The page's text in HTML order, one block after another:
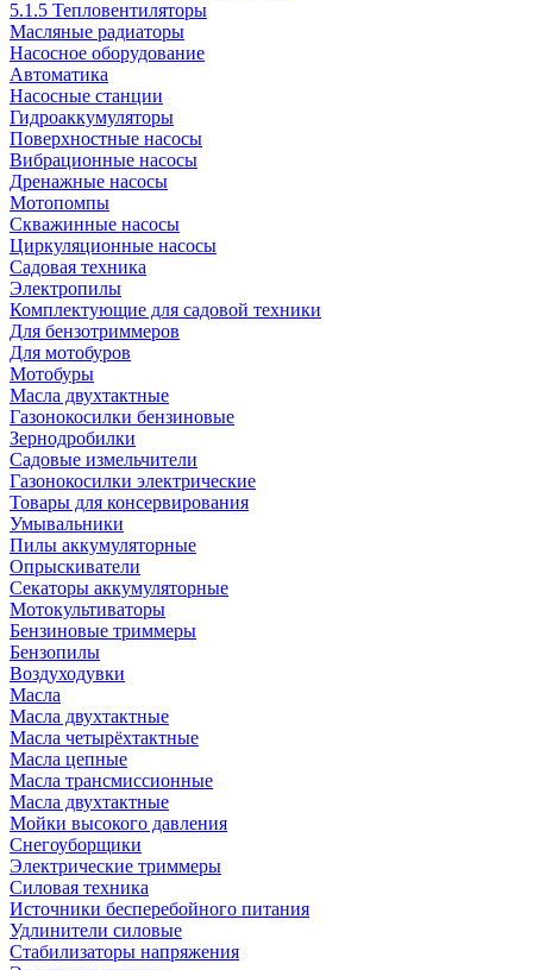
5.1.5 Тепловентиляторы
Масляные радиаторы
Насосное оборудование
Автоматика
Насосные станции
Гидроаккумуляторы
Поверхностные насосы
Вибрационные насосы
Дренажные насосы
Мотопомпы
Скважинные насосы
Циркуляционные насосы
Садовая техника
Электропилы
Комплектующие для садовой техники
Для бензотриммеров
Для мотобуров
Мотобуры
Масла двухтактные
Газонокосилки бензиновые
Зернодробилки
Садовые измельчители
Газонокосилки электрические
Товары для консервирования
Умывальники
Пилы аккумуляторные
Опрыскиватели
Секаторы аккумуляторные
Мотокультиваторы
Бензиновые триммеры
Бензопилы
Воздуходувки
Масла
Масла двухтактные
Масла четырёхтактные
Масла цепные
Масла трансмиссионные
Масла двухтактные
Мойки высокого давления
Снегоуборщики
Электрические триммеры
Силовая техника
Источники бесперебойного питания
Удлинители силовые
Стабилизаторы напряжения